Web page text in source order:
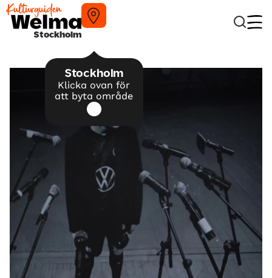
Stockholm
Stockholm
Klicka ovan för
att byta område